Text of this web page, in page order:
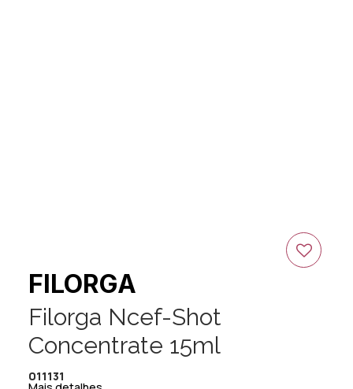
FILORGA
Filorga Ncef-Shot
Concentrate 15ml
011131